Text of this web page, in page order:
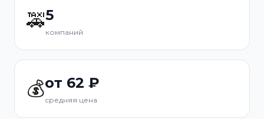
🚕5
компаний
💰от 62 ₽
средняя цена